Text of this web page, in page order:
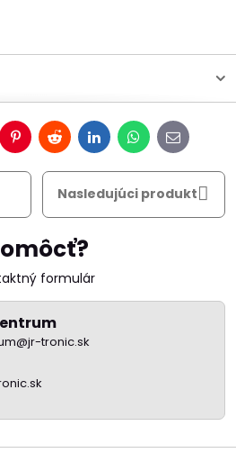
PinterestRedditLinkedInWhatsApp
E-
mail
Nasledujúci produkt
formulár
tronic.sk